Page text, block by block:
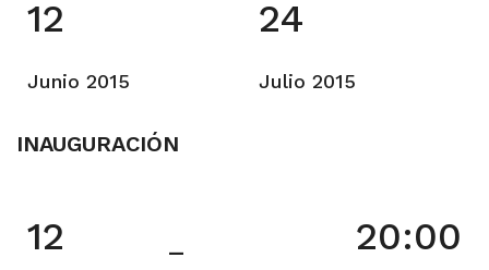
12
Junio 2015
24
Julio 2015
INAUGURACIÓN
12 – 20:00